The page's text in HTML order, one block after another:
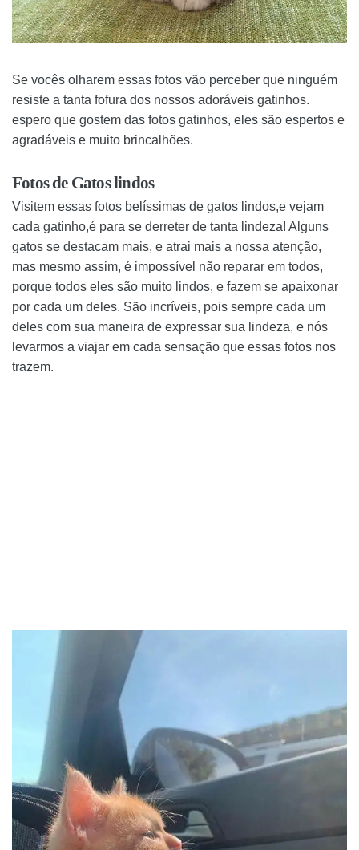
Se vocês olharem essas fotos vão perceber que ninguém
resiste a tanta fofura dos nossos adoráveis gatinhos.
espero que gostem das fotos gatinhos, eles são espertos e
agradáveis e muito brincalhões.
Fotos de Gatos lindos
Visitem essas fotos belíssimas de gatos lindos,e vejam
cada gatinho,é para se derreter de tanta lindeza! Alguns
gatos se destacam mais, e atrai mais a nossa atenção,
mas mesmo assim, é impossível não reparar em todos,
porque todos eles são muito lindos, e fazem se apaixonar
por cada um deles. São incríveis, pois sempre cada um
deles com sua maneira de expressar sua lindeza, e nós
levarmos a viajar em cada sensação que essas fotos nos
trazem.